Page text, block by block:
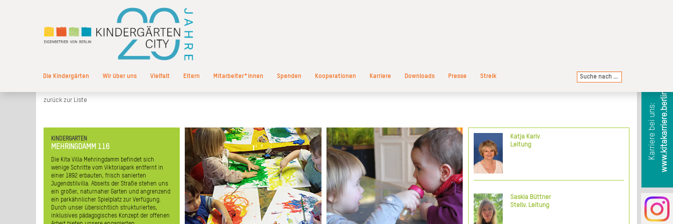
Die Kindergärten Wir über uns Vielfalt Eltern Mitarbeiter*innen Spenden Kooperationen Karriere Downloads Presse Streik
Karriere bei uns:www.kitakarriere.berlin
zurück zur Liste
KINDERGARTEN
MEHRINGDAMM 116
Die Kita Villa Mehringdamm befindet sich
wenige Schritte vom Viktoriapark entfernt in
einer 1892 erbauten, frisch sanierten
Jugendstilvilla. Abseits der Straße stehen uns
ein großer, naturnaher Garten und angrenzend
ein parkähnlicher Spielplatz zur Verfügung.
Durch unser übersichtlich strukturiertes,
inklusives pädagogisches Konzept der offenen
Wir bieten allen Kindern vielfältige Anregungen
zum bildnerischen Gestalten, Musizieren,
Theater spielen, Sprachen und Literatur
entdecken. Die Kinder können durch
schöpferisches Tätigsein ihre Interessen und
Talente kennenlernen und entwickeln. Durch
aufmerksames Beobachten werden die Kinder
von pädagogischen Fachkräften dabei
unterstützt und gefördert. Beim Betrachten
eigener und fremder Werke, beim Hören von
Der Eintritt in den Kindergarten ist für Sie als
Familie ein bedeutsamer und aufregender
Schritt. Einfühlsam werden Sie bei diesem
Prozess von Bezugsfachkräften begleitet, um
eine vertrauensvolle Beziehung zu den
pädagogischen Fachkräften und der
Kindergemeinschaft aufzubauen zu können.
Wenn Ihr Kind Vertrauen gefasst und die
Sicherheit erworben hat, dass Sie es täglich
wieder abholen, ist die Eingewöhnung
Katja Kariv
Leitung
Saskia Büttner
Stellv. Leitung